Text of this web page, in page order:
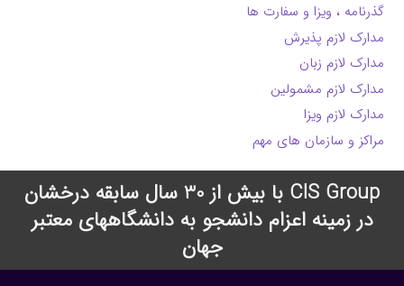
گذرنامه ، ویزا و سفارت ها
مدارک لازم پذیرش
مدارک لازم زبان
مدارک لازم مشمولین
مدارک لازم ویزا
مراکز و سازمان های مهم
CIS Group با بیش از 30 سال سابقه درخشان
در زمینه اعزام دانشجو به دانشگاههای معتبر
جهان